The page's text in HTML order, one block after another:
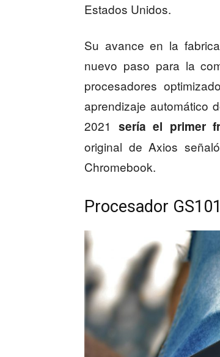
Estados Unidos.
Su avance en la
nuevo paso para la
procesadores
aprendizaje automático
2021 sería el primer
original de Axios
Chromebook.
Procesador